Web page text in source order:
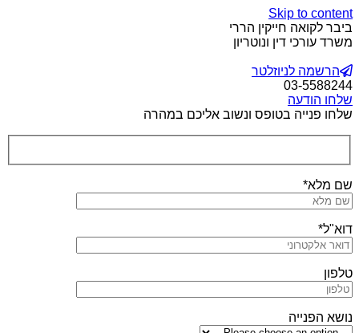
Skip to content
ביבר לקואה חייקין הררי
משרד עורכי דין ונוטריון
הרשמה לניוזלטר
03-5588244
שלחו הודעה
שלחו פנייה בטופס ונשוב אליכם במהרה
שם מלא*
דוא"ל*
טלפון
נושא הפנייה